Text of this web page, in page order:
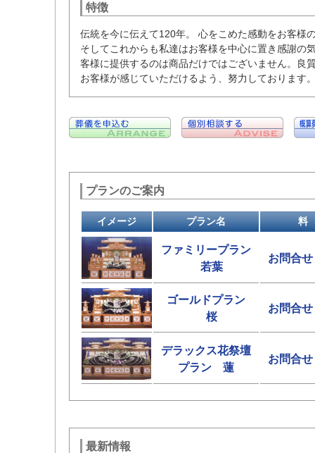
特徴
伝統を今に伝えて120年。 心をこめた感動をお客様
そしてこれからも私達はお客様を中心に置き感謝の
客様に提供するのは商品だけではございません。良
お客様が感じていただけるよう、努力しております
プランのご案内
イメージ プラン名 料
ファミリープラン
若葉
お問合
ゴールドプラン
桜
お問合
デラックス花祭壇
プラン 蓮
お問合
最新情報